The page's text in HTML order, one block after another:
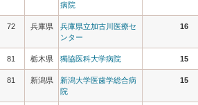
病院
72 兵庫県
兵庫県立加古川医療セ
ンター
16
81 栃木県 獨協医科大学病院 15
81 新潟県
新潟大学医歯学総合病
院
15